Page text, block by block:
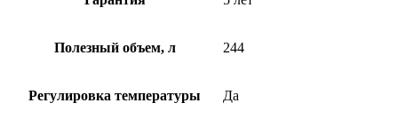
Полезный объем, л 244
Регулировка температуры Да